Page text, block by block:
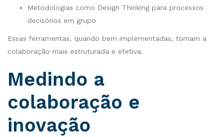
Metodologias como Design Thinking para processos
decisórios em grupo
Essas ferramentas, quando bem implementadas, tornam a
colaboração mais estruturada e efetiva.
Medindo a
colaboração e
inovação